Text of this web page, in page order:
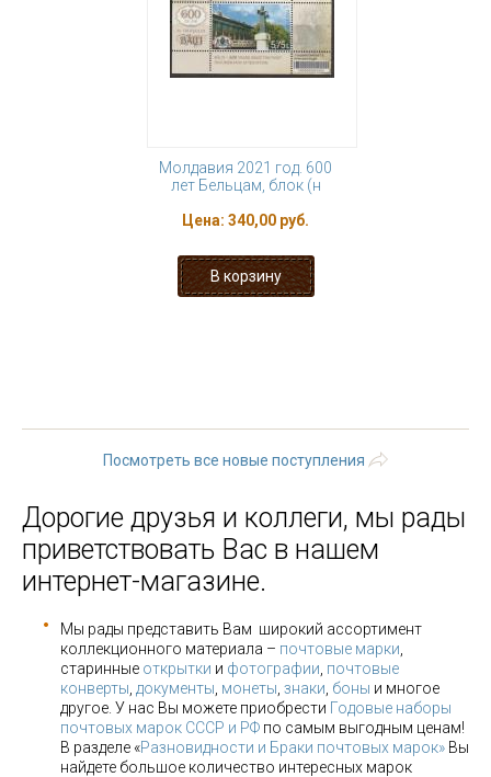
Молдавия 2021 год. 600
лет Бельцам, блок (н
Цена: 340,00 руб.
Посмотреть все новые поступления
Дорогие друзья и коллеги, мы рады
приветствовать Вас в нашем
интернет-магазине.
Мы рады представить Вам широкий ассортимент
коллекционного материала – почтовые марки
старинные открытки и фотографии почтовые
конверты документы монеты знаки боны и многое
другое. У нас Вы можете приобрести Годовые наборы
почтовых марок СССР и РФ по самым выгодным ценам!
В разделе «Разновидности и Браки почтовых марок» Вы
найдете большое количество интересных марок